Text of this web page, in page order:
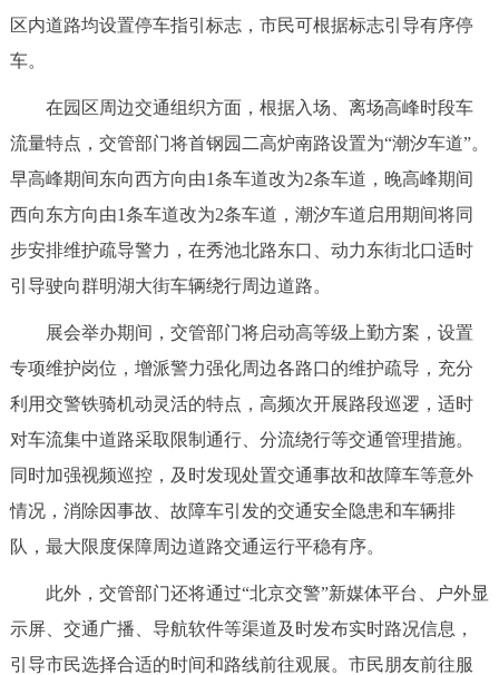
区内道路均设置停车指引标志，市民可根据标志引导有序停
车。
在园区周边交通组织方面，根据入场、离场高峰时段车
流量特点，交管部门将首钢园二高炉南路设置为“潮汐车道”。
早高峰期间东向西方向由1条车道改为2条车道，晚高峰期间
西向东方向由1条车道改为2条车道，潮汐车道启用期间将同
步安排维护疏导警力，在秀池北路东口、动力东街北口适时
引导驶向群明湖大街车辆绕行周边道路。
展会举办期间，交管部门将启动高等级上勤方案，设置
专项维护岗位，增派警力强化周边各路口的维护疏导，充分
利用交警铁骑机动灵活的特点，高频次开展路段巡逻，适时
对车流集中道路采取限制通行、分流绕行等交通管理措施。
同时加强视频巡控，及时发现处置交通事故和故障车等意外
情况，消除因事故、故障车引发的交通安全隐患和车辆排
队，最大限度保障周边道路交通运行平稳有序。
此外，交管部门还将通过“北京交警”新媒体平台、户外显
示屏、交通广播、导航软件等渠道及时发布实时路况信息，
引导市民选择合适的时间和路线前往观展。市民朋友前往服